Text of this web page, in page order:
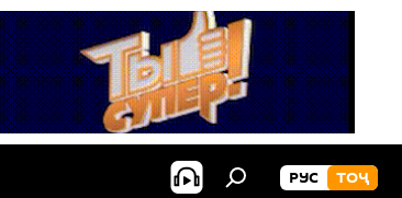
РУС ТОҶ